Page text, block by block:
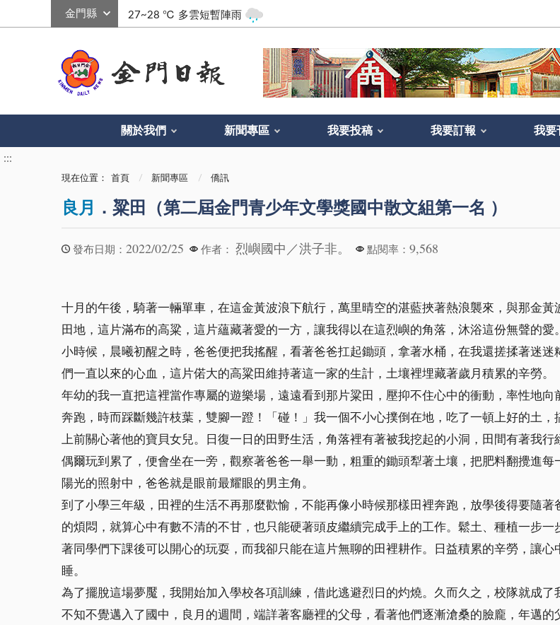
27~28 ℃ 多雲短暫陣雨
關於我們 新聞專區 我要投稿 我要訂報 我要
:::
現在位置： 首頁 新聞專區 僑訊
良月 ．粱田（第二屆金門青少年文學獎國中散文組第一名 ）
發布日期： 2022/02/25 作者： 烈嶼國中／洪子非。 點閱率： 9,568
十月的午後，騎著一輛單車，在這金黃波浪下航行，萬里晴空的湛藍挾著熱浪襲來，與那金
田地，這片滿布的高粱，這片蘊藏著愛的一方，讓我得以在這烈嶼的角落，沐浴這份無聲的愛。
小時候，晨曦初醒之時，爸爸便把我搖醒，看著爸爸扛起鋤頭，拿著水桶，在我還搓揉著迷
們一直以來的心血，這片偌大的高粱田維持著這一家的生計，土壤裡埋藏著歲月積累的辛勞。
年幼的我一直把這裡當作專屬的遊樂場，遠遠看到那片粱田，壓抑不住心中的衝動，率性地
奔跑，時而踩斷幾許枝葉，雙腳一蹬！「碰！」我一個不小心撲倒在地，吃了一頓上好的土
上前關心著他的寶貝女兒。日復一日的田野生活，角落裡有著被我挖起的小洞，田間有著我行
偶爾玩到累了，便會坐在一旁，觀察著爸爸一舉一動，粗重的鋤頭犁著土壤，把肥料翻攪進
陽光的照射中，爸爸就是眼前最耀眼的男主角。
到了小學三年級，田裡的生活不再那麼歡愉，不能再像小時候那樣田裡奔跑，放學後得要隨
的煩悶，就算心中有數不清的不甘，也只能硬著頭皮繼續完成手上的工作。鬆土、種植一步
著同學們下課後可以開心的玩耍，而我卻只能在這片無聊的田裡耕作。日益積累的辛勞，讓
睡。
為了擺脫這場夢魘，我開始加入學校各項訓練，借此逃避烈日的灼燒。久而久之，校隊就成了
不知不覺邁入了國中，良月的週間，端詳著客廳裡的父母，看著他們逐漸滄桑的臉龐，年邁